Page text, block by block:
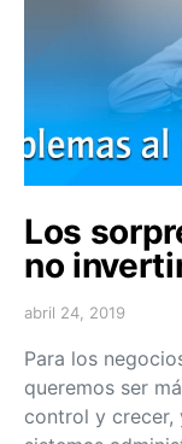
Los
no
abril 24, 2019
Para los
queremos ser
control y crecer,